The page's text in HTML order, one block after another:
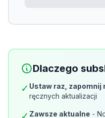
Dlaczego
✓ Ustaw raz, zapomnij
ręcznych aktualizacji
Zawsze aktualne -